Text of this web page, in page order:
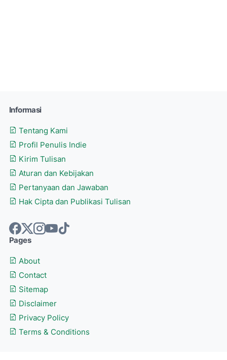
Informasi
Tentang Kami
Profil Penulis Indie
Kirim Tulisan
Aturan dan Kebijakan
Pertanyaan dan Jawaban
Hak Cipta dan Publikasi Tulisan
Pages
About
Contact
Sitemap
Disclaimer
Privacy Policy
Terms & Conditions